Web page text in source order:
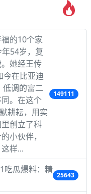
的10个家
54岁，复
她经王传
今在比亚迪
调的富二
。在这个
耕耘，用实
创立了科
小伙伴，
样...
149111
吃瓜爆料：精
25643